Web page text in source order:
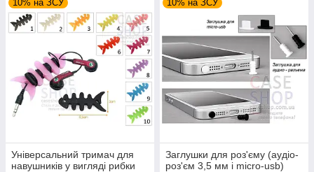
10% на ЗСУ
Універсальний тримач для
навушників у вигляді рибки
10% на ЗСУ
Заглушки для роз'єму (аудіо-
роз'єм 3,5 мм і micro-usb)